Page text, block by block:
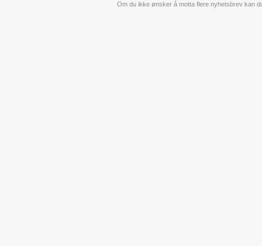
Om du ikke ønsker å motta flere nyhetsbrev kan